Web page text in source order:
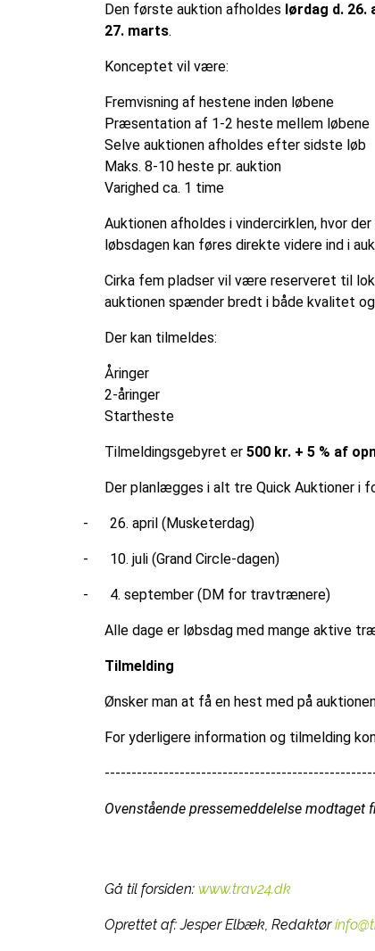
Den første auktion afholdes lørdag d. 26.
27. marts.
Konceptet vil være:
Fremvisning af hestene inden løbene
Præsentation af 1-2 heste mellem løbene
Selve auktionen afholdes efter sidste løb
Maks. 8-10 heste pr. auktion
Varighed ca. 1 time
Auktionen afholdes i vindercirklen, hvor
løbsdagen kan føres direkte videre ind i
Cirka fem pladser vil være reserveret til
auktionen spænder bredt i både kvalitet og
Der kan tilmeldes:
Åringer
2-åringer
Startheste
Tilmeldingsgebyret er 500 kr. + 5 % af
Der planlægges i alt tre Quick Auktioner i
- 26. april (Musketerdag)
- 10. juli (Grand Circle-dagen)
- 4. september (DM for travtrænere)
Alle dage er løbsdag med mange aktive
Tilmelding
Ønsker man at få en hest med på
For yderligere information og tilmelding
Ovenstående pressemeddelelse modtaget
Gå til forsiden: www.trav24.dk
Oprettet af:Jesper Elbæk, Redaktør